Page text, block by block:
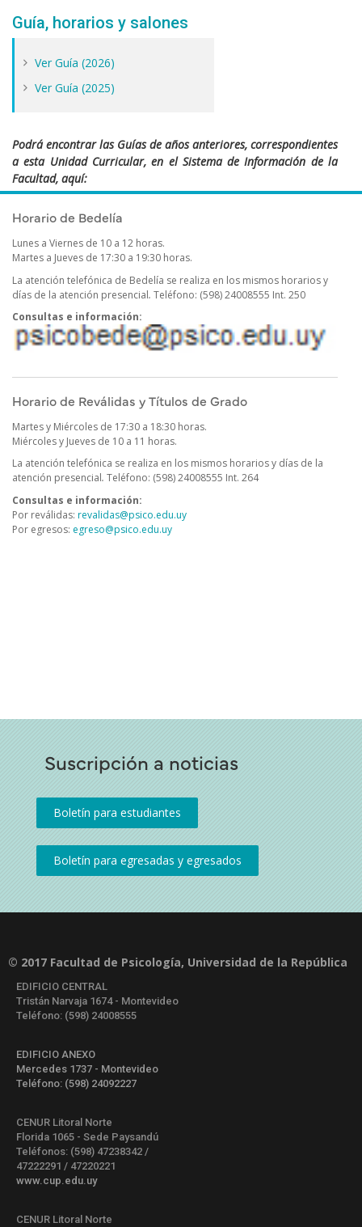
Horario de Bedelía
Lunes a Viernes de 10 a 12 horas.
Martes a Jueves de 17:30 a 19:30 horas.
La atención telefónica de Bedelía se realiza en los mismos horarios y
días de la atención presencial. Teléfono: (598) 24008555 Int. 250
Consultas e información:
Horario de Reválidas y Títulos de Grado
Martes y Miércoles de 17:30 a 18:30 horas.
Miércoles y Jueves de 10 a 11 horas.
La atención telefónica se realiza en los mismos horarios y días de la
atención presencial. Teléfono: (598) 24008555 Int. 264
Consultas e información:
Por reválidas: revalidas@psico.edu.uy
Por egresos: egreso@psico.edu.uy
Guía, horarios y salones
Ver Guía (2026)
Ver Guía (2025)
Podrá encontrar las Guías de años anteriores, correspondientes
a esta Unidad Curricular, en el Sistema de Información de la
Facultad, aquí:
Suscripción a noticias
© 2017 Facultad de Psicología, Universidad de la República
EDIFICIO CENTRAL
Tristán Narvaja 1674 - Montevideo
Teléfono: (598) 24008555
EDIFICIO ANEXO
Mercedes 1737 - Montevideo
Teléfono: (598) 24092227
CENUR Litoral Norte
Florida 1065 - Sede Paysandú
Teléfonos: (598) 47238342 /
47222291 / 47220221
www.cup.edu.uy
CENUR Litoral Norte